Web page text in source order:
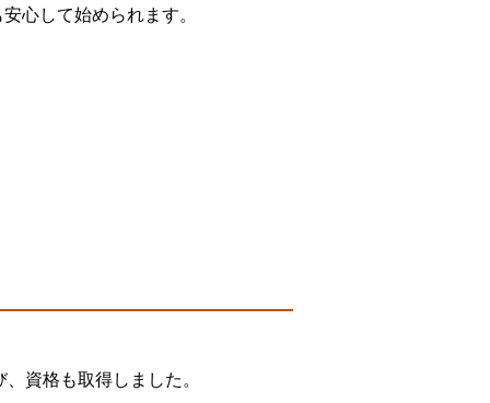
心して始められます。
資格も取得しました。